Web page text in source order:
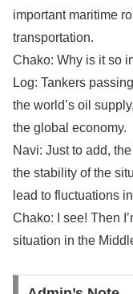
important maritime
transportation.
Chako: Why is it so
Log: Tankers
the world’s oil
the global economy.
Navi: Just to add,
the stability of the
lead to fluctuations
Chako: I see! Then
situation in the